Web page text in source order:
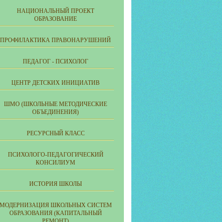
НАЦИОНАЛЬНЫЙ ПРОЕКТ
ОБРАЗОВАНИЕ
ПРОФИЛАКТИКА ПРАВОНАРУШЕНИЙ
ПЕДАГОГ - ПСИХОЛОГ
ЦЕНТР ДЕТСКИХ ИНИЦИАТИВ
ШМО (ШКОЛЬНЫЕ МЕТОДИЧЕСКИЕ
ОБЪЕДИНЕНИЯ)
РЕСУРСНЫЙ КЛАСС
ПСИХОЛОГО-ПЕДАГОГИЧЕСКИЙ
КОНСИЛИУМ
ИСТОРИЯ ШКОЛЫ
ШКОЛЬНЫХ СИСТЕМ
ОБРАЗОВАНИЯ (КАПИТАЛЬНЫЙ